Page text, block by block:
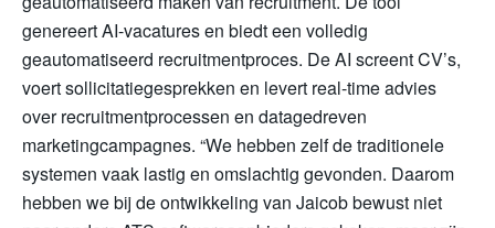
genereert AI-vacatures en biedt een volledig
geautomatiseerd recruitmentproces. De AI screent CV’s,
voert sollicitatiegesprekken en levert real-time advies
over recruitmentprocessen en datagedreven
marketingcampagnes. “We hebben zelf de traditionele
systemen vaak lastig en omslachtig gevonden. Daarom
hebben we bij de ontwikkeling van Jaicob bewust niet